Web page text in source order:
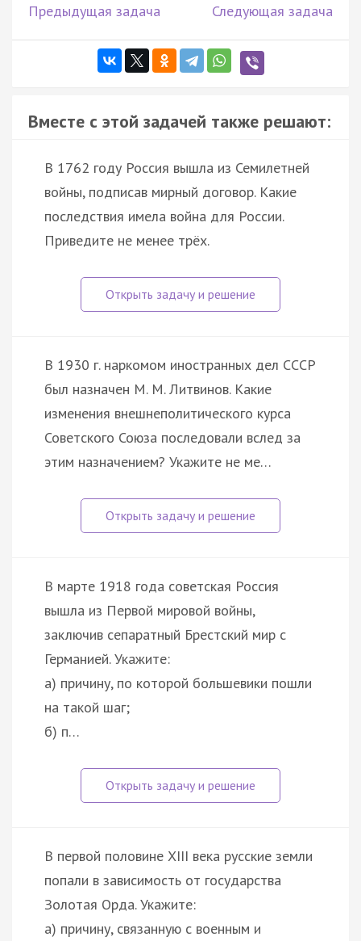
Предыдущая задача Следующая задача
Вместе с этой задачей также решают:
В 1762 году Россия вышла из Семилетней
войны, подписав мирный договор. Какие
последствия имела война для России.
Приведите не менее трёх.
В 1930 г. наркомом иностранных дел СССР
был назначен М. М. Литвинов. Какие
изменения внешнеполитического курса
Советского Союза последовали вслед за
этим назначением? Укажите не ме…
В марте 1918 года советская Россия
вышла из Первой мировой войны,
заключив сепаратный Брестский мир с
Германией. Укажите:
а) причину, по которой большевики пошли
на такой шаг;
б) п…
В первой половине XIII века русские земли
попали в зависимость от государства
Золотая Орда. Укажите:
а) причину, связанную с военным и